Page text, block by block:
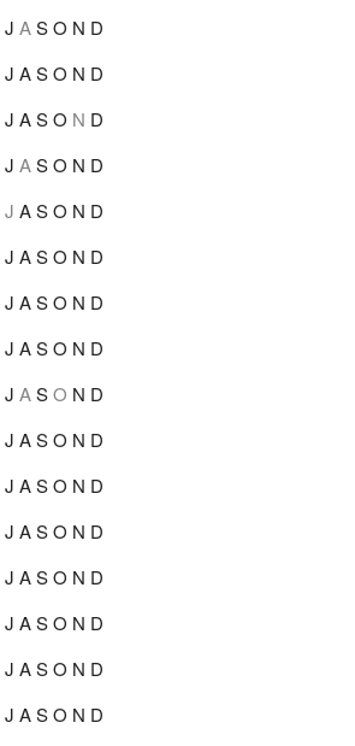
J ASO N D
J ASO N D
J ASO N D
J ASO N D
J ASO N D
J ASO N D
J ASO N D
J ASO N D
J ASO N D
J ASO N D
J ASO N D
J ASO N D
J ASO N D
J ASO N D
J ASO N D
J ASO N D